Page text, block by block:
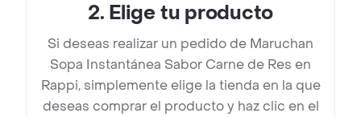
2. Elige tu producto
Si deseas realizar un pedido de Maruchan
Sopa Instantánea Sabor Carne de Res en
Rappi, simplemente elige la tienda en la que
deseas comprar el producto y haz clic en el